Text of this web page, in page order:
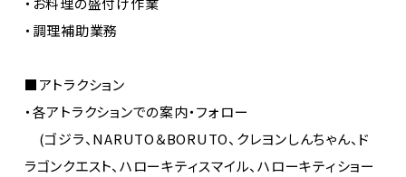
・調理補助業務
■アトラクション
・各アトラクションでの案内・フォロー
(ゴジラ、NARUTO＆BORUTO、クレヨンしんちゃん、ド
ラゴンクエスト、ハローキティスマイル、ハローキティショー